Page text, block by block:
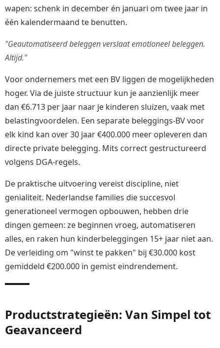
wapen: schenk in december én januari om twee jaar in
één kalendermaand te benutten.
"Geautomatiseerd beleggen verslaat emotioneel beleggen.
Altijd."
Voor ondernemers met een BV liggen de mogelijkheden
hoger. Via de juiste structuur kun je aanzienlijk meer
dan €6.713 per jaar naar je kinderen sluizen, vaak met
belastingvoordelen. Een separate beleggings-BV voor
elk kind kan over 30 jaar €400.000 meer opleveren dan
directe private belegging. Mits correct gestructureerd
volgens DGA-regels.
De praktische uitvoering vereist discipline, niet
genialiteit. Nederlandse families die succesvol
generationeel vermogen opbouwen, hebben drie
dingen gemeen: ze beginnen vroeg, automatiseren
alles, en raken hun kinderbeleggingen 15+ jaar niet aan.
De verleiding om "winst te pakken" bij €30.000 kost
gemiddeld €200.000 in gemist eindrendement.
Productstrategieën: Van Simpel tot
Geavanceerd